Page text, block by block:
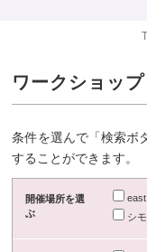
ワークショッ
条件を選んで「検索ボ
することができます。
開催場所を選
ぶ
east
シ